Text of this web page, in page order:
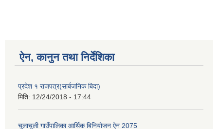
ऐन, कानुन तथा निर्देशिका
प्रदेश १ राजपत्र(सार्बजनिक बिदा)
मिति: 12/24/2018 - 17:44
चुलाचुली गाउँपालिका आर्थिक बिनियोजन ऐन 2075